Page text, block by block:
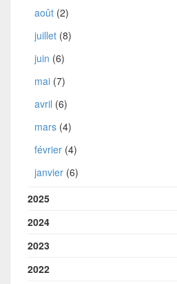
août (2)
juillet (8)
juin (6)
mai (7)
avril (6)
mars (4)
février (4)
janvier (6)
2025
2024
2023
2022